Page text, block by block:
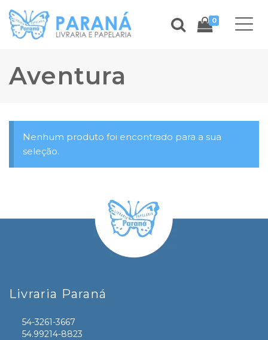
0
Aventura
Nenhum produto foi encontrado para a sua
seleção.
Livraria Paraná
54-3261-3667
54.99214-8823